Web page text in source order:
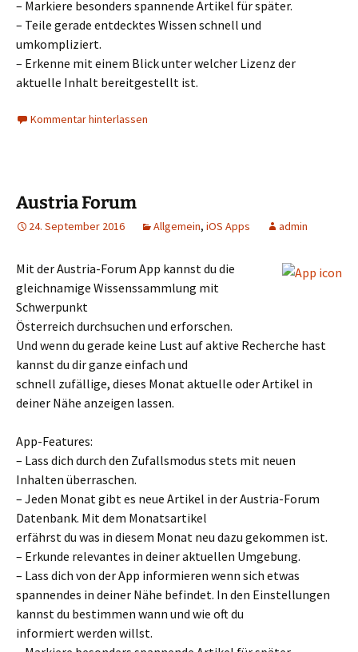
– Markiere besonders spannende Artikel für später.
– Teile gerade entdecktes Wissen schnell und
umkompliziert.
– Erkenne mit einem Blick unter welcher Lizenz der
aktuelle Inhalt bereitgestellt ist.
Kommentar hinterlassen
Austria Forum
24. September 2016 Allgemein, iOS Apps admin
Mit der Austria-Forum App kannst du die
gleichnamige Wissenssammlung mit
Schwerpunkt
Österreich durchsuchen und erforschen.
Und wenn du gerade keine Lust auf aktive Recherche hast
kannst du dir ganze einfach und
schnell zufällige, dieses Monat aktuelle oder Artikel in
deiner Nähe anzeigen lassen.
App-Features:
– Lass dich durch den Zufallsmodus stets mit neuen
Inhalten überraschen.
– Jeden Monat gibt es neue Artikel in der Austria-Forum
Datenbank. Mit dem Monatsartikel
erfährst du was in diesem Monat neu dazu gekommen ist.
– Erkunde relevantes in deiner aktuellen Umgebung.
– Lass dich von der App informieren wenn sich etwas
spannendes in deiner Nähe befindet. In den Einstellungen
kannst du bestimmen wann und wie oft du
informiert werden willst.